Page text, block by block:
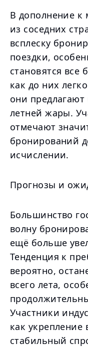
В дополнение к
из соседних
всплеску
поездки,
становятся все
как до них
они
летней жары.
отмечают
бронирований
исчислении.
Прогнозы и
Большинство
волну
ещё больше
Тенденция к
вероятно,
всего лета,
Участники
как укрепление
стабильный